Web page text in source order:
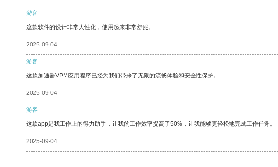
游客
这款软件的设计非常人性化，使用起来非常舒服。
2025-09-04
游客
这款加速器VPM应用程序已经为我们带来了无限的流畅体验和安全性保护。
2025-09-04
游客
这款app是我工作上的得力助手，让我的工作效率提高了50%，让我能够更轻松地完成工作任务。
2025-09-04